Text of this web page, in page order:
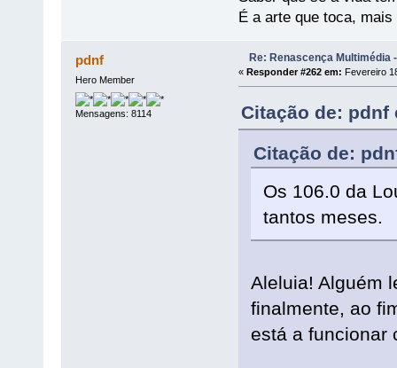
É a arte que toca,
pdnf
Hero Member
Mensagens: 8114
Re: Renascença Multimédia
« Responder #262 em: Fevereiro
Citação de: pdnf
Citação de:
Os 106.0 da
tantos meses.
Aleluia! Alguém
finalmente, ao
está a funcionar